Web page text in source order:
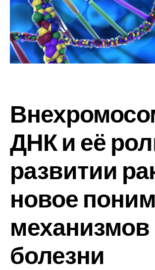
ДНК и её
развитии
новое
механизмов
болезни